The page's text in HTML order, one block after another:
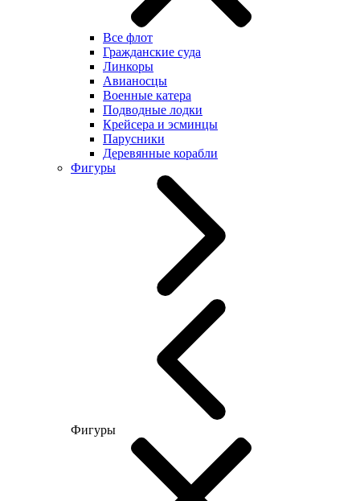
Все флот
Гражданские суда
Линкоры
Авианосцы
Военные катера
Подводные лодки
Крейсера и эсминцы
Парусники
Деревянные корабли
Фигуры
Фигуры